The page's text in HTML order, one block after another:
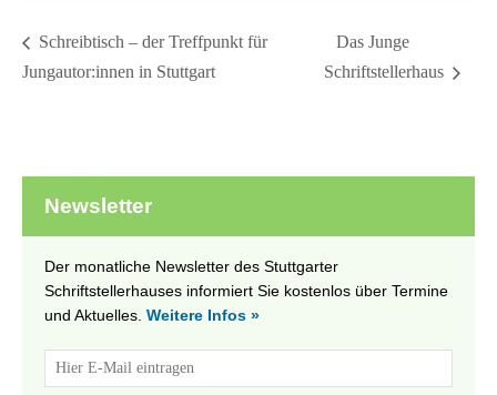
Schreibtisch – der Treffpunkt für
Jungautor:innen in Stuttgart
Das Junge
Schriftstellerhaus
Newsletter
Der monatliche Newsletter des Stuttgarter
Schriftstellerhauses informiert Sie kostenlos über Termine
und Aktuelles. Weitere Infos »